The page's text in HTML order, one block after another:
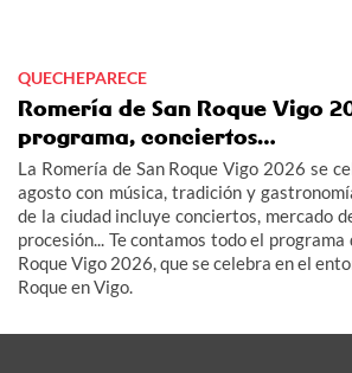
QUECHEPARECE
Romería de San Roque Vigo
programa, conciertos…
La Romería de San Roque Vigo 2026 se
agosto con música, tradición y
de la ciudad incluye conciertos, mercado
procesión... Te contamos todo el programa
Roque Vigo 2026, que se celebra en el
Roque en Vigo.